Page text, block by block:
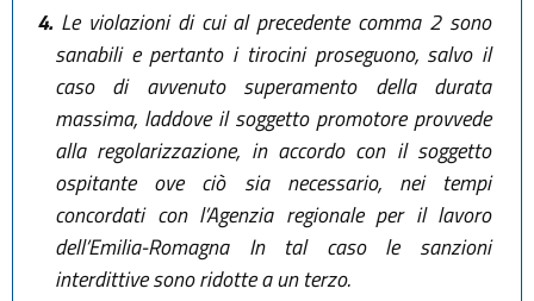
4.Le violazioni di cui al precedente comma 2 sono
sanabili e pertanto i tirocini proseguono, salvo il
caso di avvenuto superamento della durata
massima, laddove il soggetto promotore provvede
alla regolarizzazione, in accordo con il soggetto
ospitante ove ciò sia necessario, nei tempi
concordati con l’Agenzia regionale per il lavoro
dell’Emilia-Romagna In tal caso le sanzioni
interdittive sono ridotte a un terzo.